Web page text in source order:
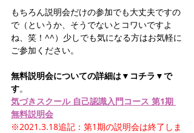
もちろん説明会だけの参加でも大丈夫ですの
で（というか、そうでないとコワいですよ
ね、笑！^^）少しでも気になる方はお気軽に
ご参加ください。
無料説明会についての詳細は▼コチラ▼で
す。
気づきスクール 自己認識入門コース 第1期
無料説明会
※2021.3.18追記：第1期の説明会は終了しま